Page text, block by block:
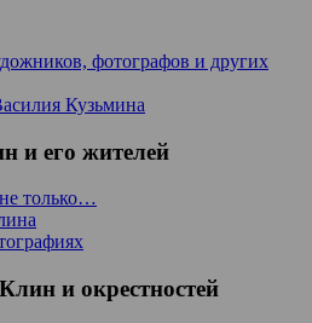
фотографов и других
Кузьмина
и его жителей
только…
и окрестностей